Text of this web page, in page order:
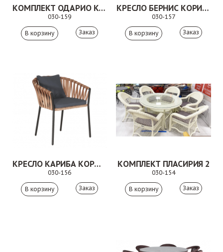
КОМПЛЕКТ ОДАРИО КОРИЧНЕВЫЙ
030-159
Заказ
КРЕСЛО БЕРНИС КОРИЧНЕВОЕ
030-157
Заказ
КРЕСЛО КАРИБА КОРИЧНЕВОЕ
030-156
Заказ
КОМПЛЕКТ ПЛАСИРИЯ 2
030-154
Заказ